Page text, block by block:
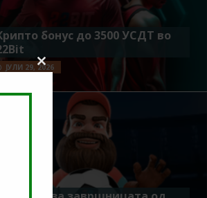
бонус до 3500 УСДТ во
ЈУЛИ 29, 2026
Close
module